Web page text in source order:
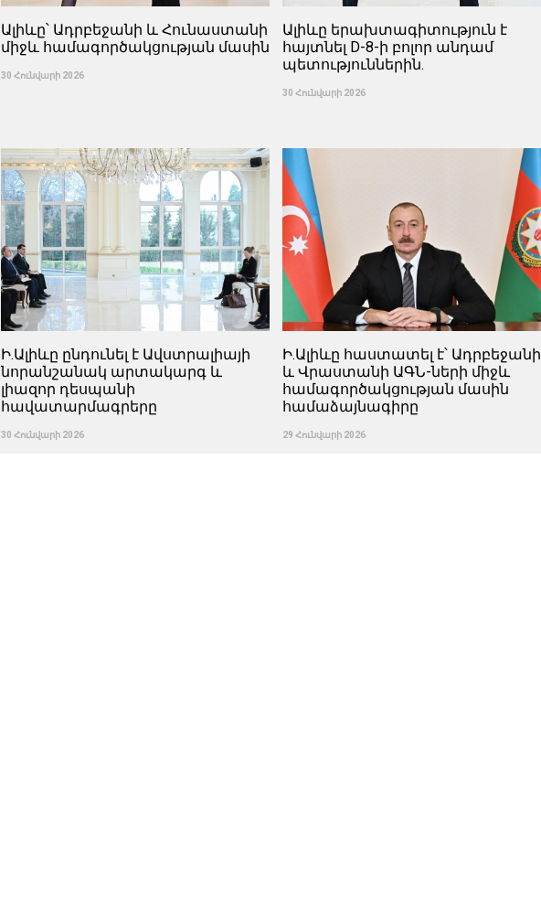
Ալիևը՝ Ադրբեջանի և Հունաստանի
միջև համագործակցության մասին
30 Հունվարի 2026
Ալիևը երախտագիտություն է
հայտնել D-8-ի բոլոր անդամ
պետություններին.
30 Հունվարի 2026
Ի.Ալիևը ընդունել է Ավստրալիայի
նորանշանակ արտակարգ և
լիազոր դեսպանի
հավատարմագրերը
30 Հունվարի 2026
Ի.Ալիևը հաստատել է՝ Ադրբեջանի
և Վրաստանի ԱԳՆ-ների միջև
համագործակցության մասին
համաձայնագիրը
29 Հունվարի 2026